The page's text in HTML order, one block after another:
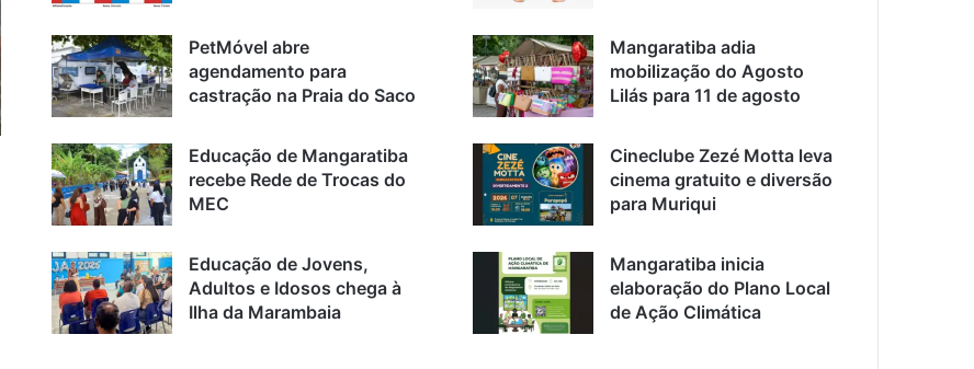
PetMóvel abre
agendamento para
castração na Praia do Saco
Mangaratiba adia
mobilização do Agosto
Lilás para 11 de agosto
Educação de Mangaratiba
recebe Rede de Trocas do
MEC
Cineclube Zezé Motta leva
cinema gratuito e diversão
para Muriqui
Educação de Jovens,
Adultos e Idosos chega à
Ilha da Marambaia
Mangaratiba inicia
elaboração do Plano Local
de Ação Climática